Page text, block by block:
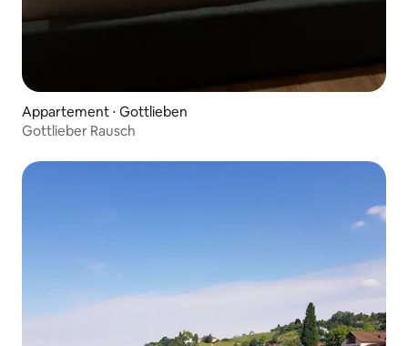
Appartement ⋅ Gottlieben
Gottlieber Rausch